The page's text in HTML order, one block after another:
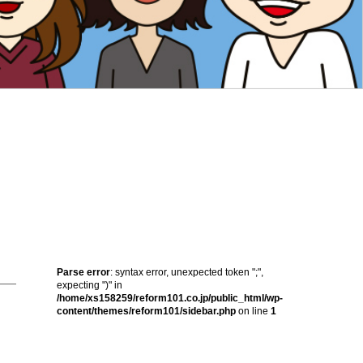
Parse error: syntax error, unexpected token ";",
expecting ")" in
/home/xs158259/reform101.co.jp/public_html/wp-
content/themes/reform101/sidebar.php on line 1